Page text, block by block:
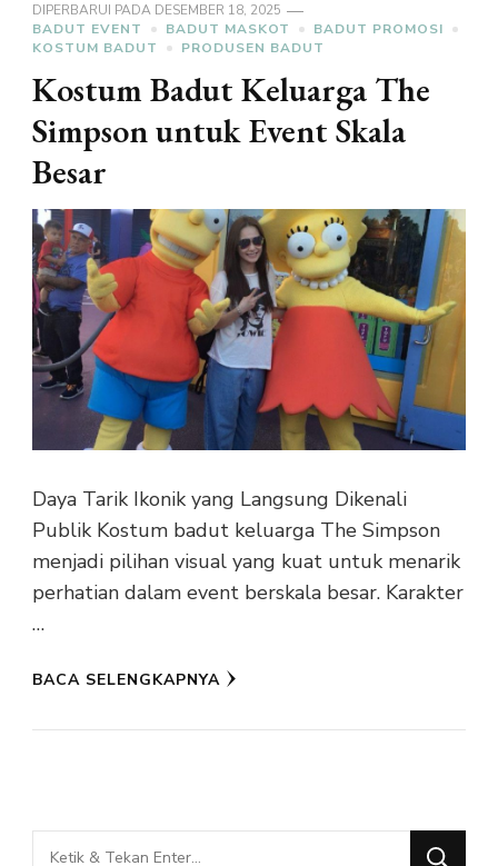
DIPERBARUI PADA DESEMBER 18, 2025
BADUT EVENT
BADUT MASKOT
BADUT PROMOSI
KOSTUM BADUT
PRODUSEN BADUT
Kostum Badut Keluarga The
Simpson untuk Event Skala
Besar
Daya Tarik Ikonik yang Langsung Dikenali
Publik Kostum badut keluarga The Simpson
menjadi pilihan visual yang kuat untuk menarik
perhatian dalam event berskala besar. Karakter
…
BACA SELENGKAPNYA
Mencari